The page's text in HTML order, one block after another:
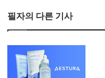
필자의 다른 기사